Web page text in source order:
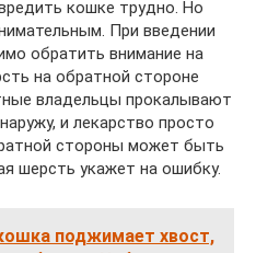
кошке трудно. Но
При введении
обратить внимание на
на обратной стороне
владельцы прокалывают
и лекарство просто
стороны может быть
шерсть укажет на ошибку.
поджимает хвост,